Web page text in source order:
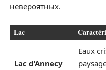
невероятных.
Lac
Lac d’Annecy
Eaux